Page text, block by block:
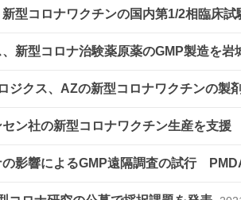
型コロナワクチンの国内第1/2相臨床試
新型コロナ治験薬原薬のGMP製造を岩
ジクス、AZの新型コロナワクチンの製
ン社の新型コロナワクチン生産を支
の影響によるGMP遠隔調査の試行